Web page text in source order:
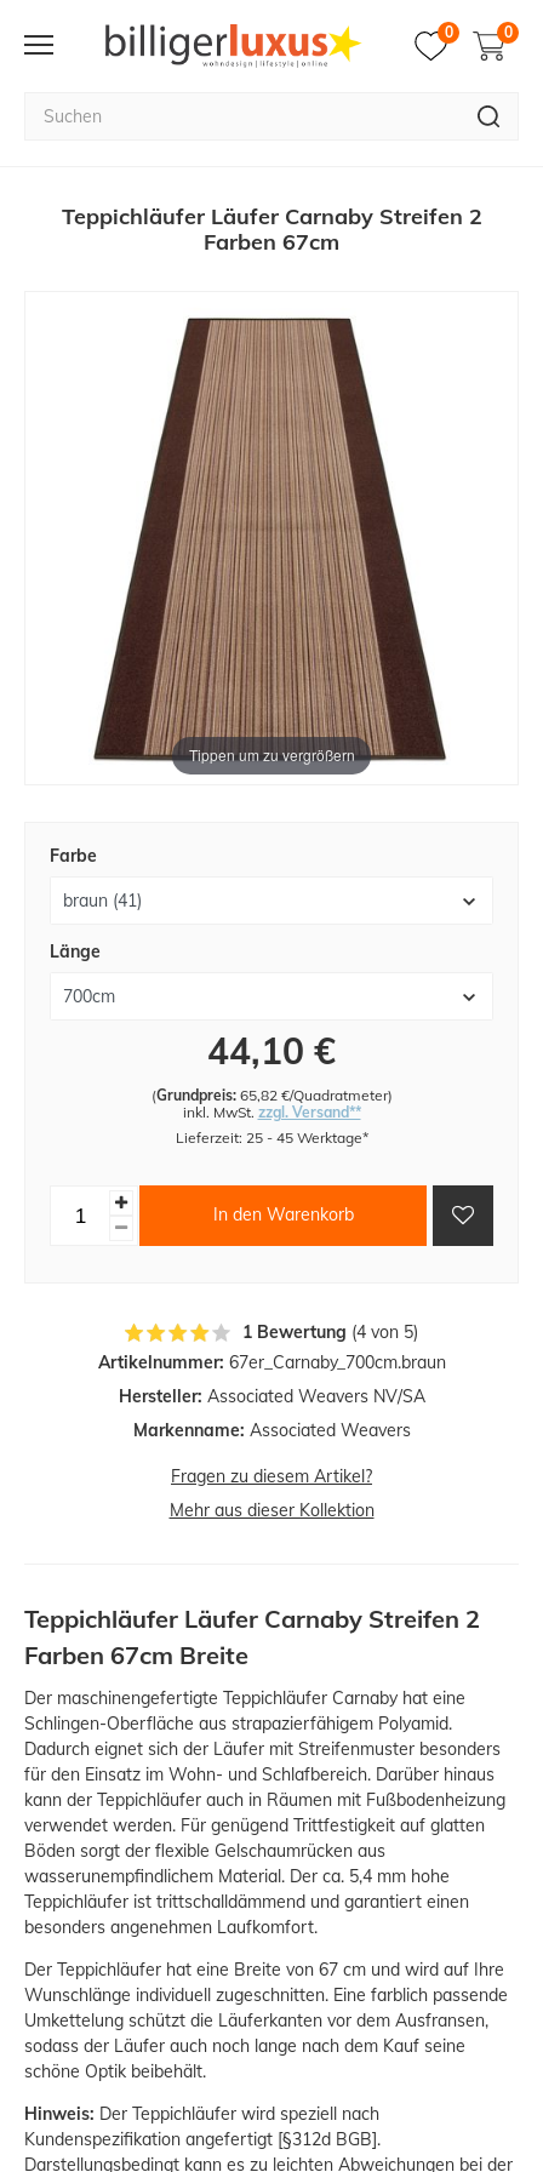
0 0
Teppichläufer Läufer Carnaby Streifen 2
Farben 67cm
Tippen um zu vergrößern
Artikelnummer: 67er_Carnaby_700cm.braun
Hersteller: Associated Weavers NV/SA
Markenname: Associated Weavers
Farbe
Länge
44,10 €
(Grundpreis: 65,82 €/Quadratmeter)
inkl. MwSt. zzgl. Versand**
Lieferzeit: 25 - 45 Werktage*
In den Warenkorb
Fragen zu diesem Artikel?
Mehr aus dieser Kollektion
1 Bewertung (4 von 5)
Teppichläufer Läufer Carnaby Streifen 2
Farben 67cm Breite
Der maschinengefertigte Teppichläufer Carnaby hat eine
Schlingen-Oberfläche aus strapazierfähigem Polyamid.
Dadurch eignet sich der Läufer mit Streifenmuster besonders
für den Einsatz im Wohn- und Schlafbereich. Darüber hinaus
kann der Teppichläufer auch in Räumen mit Fußbodenheizung
verwendet werden. Für genügend Trittfestigkeit auf glatten
Böden sorgt der flexible Gelschaumrücken aus
wasserunempfindlichem Material. Der ca. 5,4 mm hohe
Teppichläufer ist trittschalldämmend und garantiert einen
besonders angenehmen Laufkomfort.
Der Teppichläufer hat eine Breite von 67 cm und wird auf Ihre
Wunschlänge individuell zugeschnitten. Eine farblich passende
Umkettelung schützt die Läuferkanten vor dem Ausfransen,
sodass der Läufer auch noch lange nach dem Kauf seine
schöne Optik beibehält.
Hinweis: Der Teppichläufer wird speziell nach
Kundenspezifikation angefertigt [§312d BGB].
Darstellungsbedingt kann es zu leichten Abweichungen bei der